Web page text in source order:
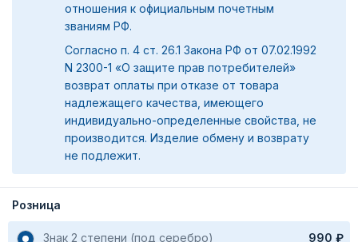
отношения к официальным почетным
званиям РФ.
Согласно п. 4 ст. 26.1 Закона РФ от 07.02.1992
N 2300-1 «О защите прав потребителей»
возврат оплаты при отказе от товара
надлежащего качества, имеющего
индивидуально-определенные свойства, не
производится. Изделие обмену и возврату
не подлежит.
Розница
Знак 2 степени (под серебро) 990 ₽